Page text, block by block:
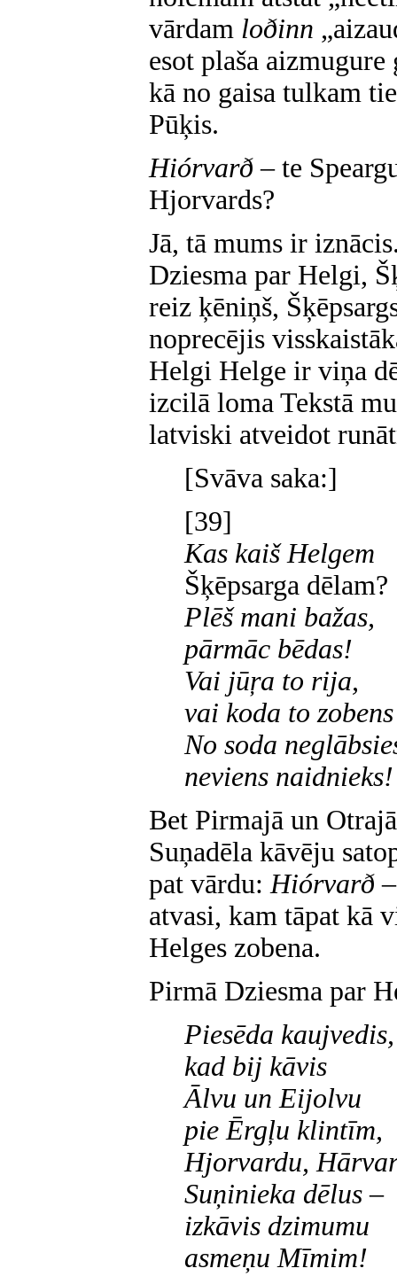
vārdam loðinn
esot plaša
kā no gaisa tulkam
Pūķis.
Hiórvarð – te
Hjorvards?
Jā, tā mums ir
Dziesma par Helgi,
reiz ķēniņš,
noprecējis
Helgi Helge ir viņa
izcilā loma Tekstā
latviski atveidot
[Svāva saka:]
[39]
Kas kaiš Helgem
Šķēpsarga dēlam?
Plēš mani bažas,
pārmāc bēdas!
Vai jūŗa to rija,
vai koda to
No soda
neviens naidnieks!
Bet Pirmajā un
Suņadēla kāvēju
pat vārdu: Hiórvarð
atvasi, kam tāpat kā
Helges zobena.
Pirmā Dziesma par
Piesēda kaujvedis,
kad bij kāvis
Ālvu un Eijolvu
pie Ērgļu klintīm,
Hjorvardu,
Suņinieka dēlus –
izkāvis dzimumu
asmeņu Mīmim!